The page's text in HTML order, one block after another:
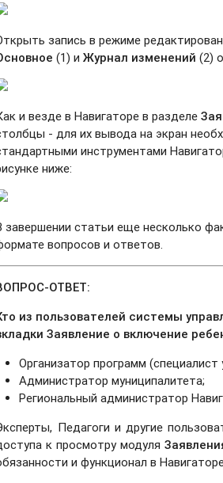
запись в режиме
(1) иЖурнал изменений (2)
и везде в Навигаторе в разделе
- для их вывода на экран
инструментами
ниже:
завершении статьи еще несколько
вопросов и ответов.
ОТВЕТ:
из пользователей системы
Заявление о включение
Организатор программ (специалист
Администратор муниципалитета;
Региональный администратор
Педагоги и другие
к просмотру модуля
и функционал в